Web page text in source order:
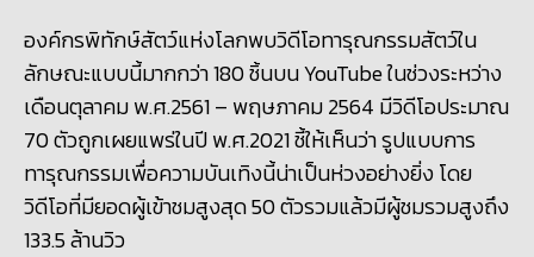
องค์กรพิทักษ์สัตว์แห่งโลกพบวิดีโอทารุณกรรมสัตว์ใน
ลักษณะแบบนี้มากกว่า180 ชิ้นบน YouTube ในช่วงระหว่าง
เดือนตุลาคม พ.ศ.2561 – พฤษภาคม 2564 มีวิดีโอประมาณ
70 ตัวถูกเผยแพร่ในปี พ.ศ.2021 ชี้ให้เห็นว่า รูปแบบการ
ทารุณกรรมเพื่อความบันเทิงนี้น่าเป็นห่วงอย่างยิ่ง โดย
วิดีโอที่มียอดผู้เข้าชมสูงสุด 50 ตัวรวมแล้วมีผู้ชมรวมสูงถึง
133.5 ล้านวิว